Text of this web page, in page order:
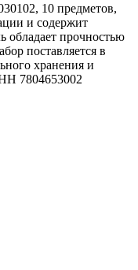
10 предметов,
и содержит
обладает прочностью
поставляется в
хранения и
7804653002